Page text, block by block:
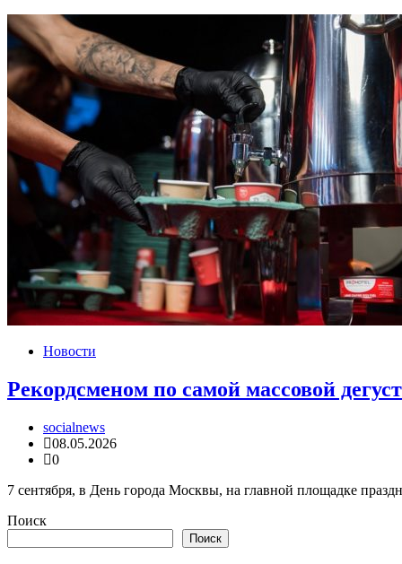
Новости
Рекордсменом по самой массовой
socialnews
08.05.2026
0
7 сентября, в День города Москвы, на главной площадке
Поиск
Поиск